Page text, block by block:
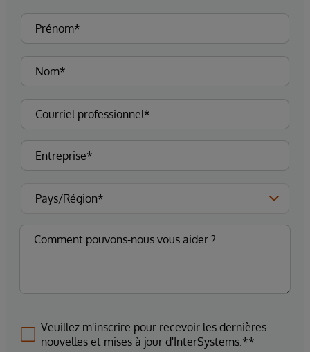
Veuillez m'inscrire pour recevoir les dernières
nouvelles et mises à jour d'InterSystems.**